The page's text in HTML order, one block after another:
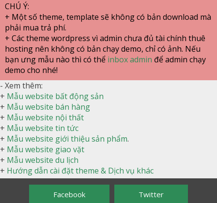
CHÚ Ý:
+ Một số theme, template sẽ không có bản download mà
phải mua trả phí.
+ Các theme wordpress vì admin chưa đủ tài chính thuê
hosting nên không có bản chạy demo, chỉ có ảnh. Nếu
bạn ưng mẫu nào thì có thể inbox admin để admin chạy
demo cho nhé!
- Xem thêm:
+ Mẫu website bất động sản
+ Mẫu website bán hàng
+ Mẫu website nội thất
+ Mẫu website tin tức
+ Mẫu website giới thiệu sản phẩm.
+ Mẫu website giao vặt
+ Mẫu website du lịch
+ Hướng dẫn cài đặt theme & Dịch vụ khác
Facebook Twitter